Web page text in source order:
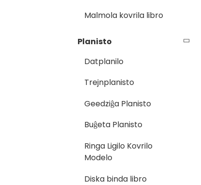
Malmola kovrila libro
Planisto
Datplanilo
Trejnplanisto
Geedziĝa Planisto
Buĝeta Planisto
Ringa Ligilo Kovrilo
Modelo
Diska binda libro